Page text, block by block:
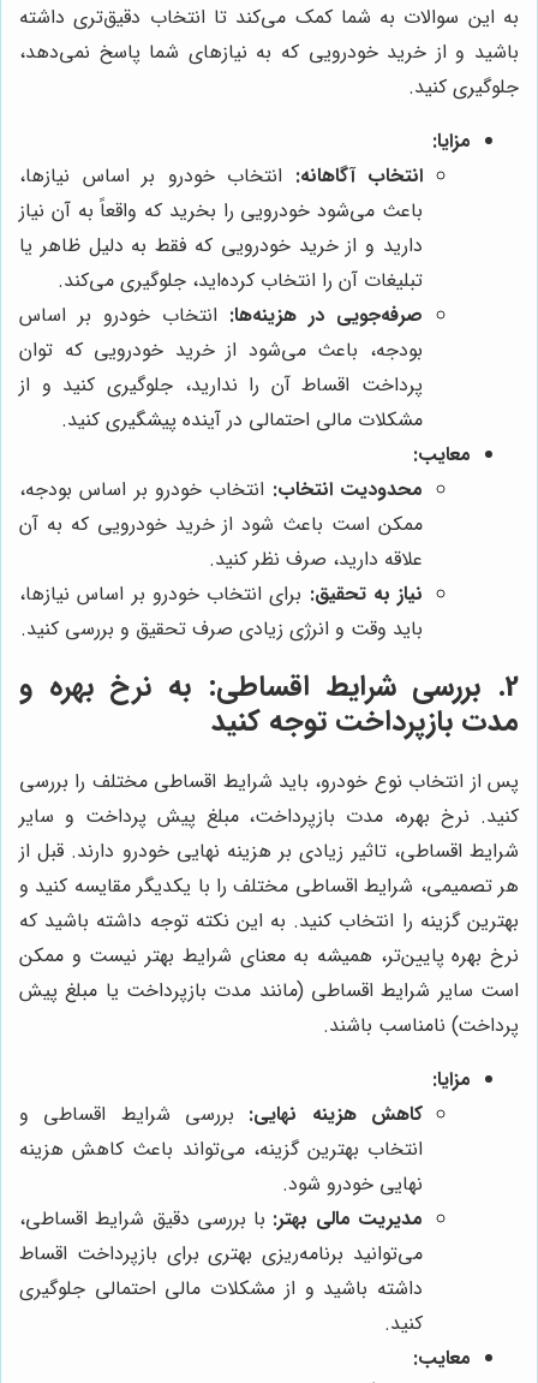
به این سوالات به شما کمک می‌کند تا انتخاب دقیق‌تری داشته
باشید و از خرید خودرویی که به نیازهای شما پاسخ نمی‌دهد،
جلوگیری کنید.
مزایا:
انتخاب آگاهانه: انتخاب خودرو بر اساس نیازها،
باعث می‌شود خودرویی را بخرید که واقعاً به آن نیاز
دارید و از خرید خودرویی که فقط به دلیل ظاهر یا
تبلیغات آن را انتخاب کرده‌اید، جلوگیری می‌کند.
صرفه‌جویی در هزینه‌ها: انتخاب خودرو بر اساس
بودجه، باعث می‌شود از خرید خودرویی که توان
پرداخت اقساط آن را ندارید، جلوگیری کنید و از
مشکلات مالی احتمالی در آینده پیشگیری کنید.
معایب:
محدودیت انتخاب: انتخاب خودرو بر اساس بودجه،
ممکن است باعث شود از خرید خودرویی که به آن
علاقه دارید، صرف نظر کنید.
نیاز به تحقیق: برای انتخاب خودرو بر اساس نیازها،
باید وقت و انرژی زیادی صرف تحقیق و بررسی کنید.
2. بررسی شرایط اقساطی: به نرخ بهره و
مدت بازپرداخت توجه کنید
پس از انتخاب نوع خودرو، باید شرایط اقساطی مختلف را بررسی
کنید. نرخ بهره، مدت بازپرداخت، مبلغ پیش پرداخت و سایر
شرایط اقساطی، تاثیر زیادی بر هزینه نهایی خودرو دارند. قبل از
هر تصمیمی، شرایط اقساطی مختلف را با یکدیگر مقایسه کنید و
بهترین گزینه را انتخاب کنید. به این نکته توجه داشته باشید که
نرخ بهره پایین‌تر، همیشه به معنای شرایط بهتر نیست و ممکن
است سایر شرایط اقساطی (مانند مدت بازپرداخت یا مبلغ پیش
پرداخت) نامناسب باشند.
مزایا:
کاهش هزینه نهایی: بررسی شرایط اقساطی و
انتخاب بهترین گزینه، می‌تواند باعث کاهش هزینه
نهایی خودرو شود.
مدیریت مالی بهتر: با بررسی دقیق شرایط اقساطی،
می‌توانید برنامه‌ریزی بهتری برای بازپرداخت اقساط
داشته باشید و از مشکلات مالی احتمالی جلوگیری
کنید.
معایب: